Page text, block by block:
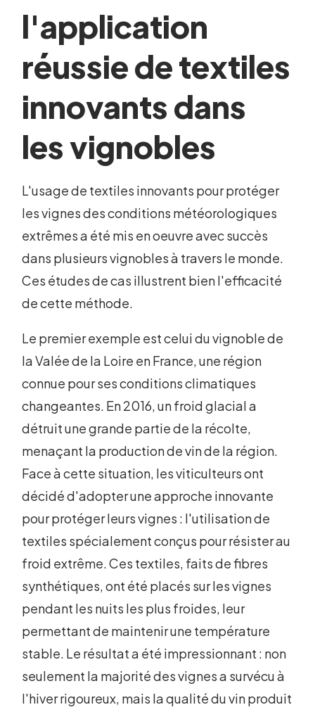
l'application
réussie de textiles
innovants dans
les vignobles
L'usage de textiles innovants pour protéger
les vignes des conditions météorologiques
extrêmes a été mis en oeuvre avec succès
dans plusieurs vignobles à travers le monde.
Ces études de cas illustrent bien l'efficacité
de cette méthode.
Le premier exemple est celui du vignoble de
la Valée de la Loire en France, une région
connue pour ses conditions climatiques
changeantes. En 2016, un froid glacial a
détruit une grande partie de la récolte,
menaçant la production de vin de la région.
Face à cette situation, les viticulteurs ont
décidé d'adopter une approche innovante
pour protéger leurs vignes : l'utilisation de
textiles spécialement conçus pour résister au
froid extrême. Ces textiles, faits de fibres
synthétiques, ont été placés sur les vignes
pendant les nuits les plus froides, leur
permettant de maintenir une température
stable. Le résultat a été impressionnant : non
seulement la majorité des vignes a survécu à
l'hiver rigoureux, mais la qualité du vin produit